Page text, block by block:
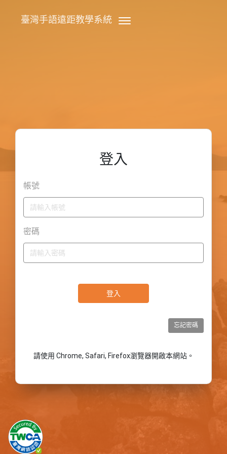
臺灣手語遠距教學系統
登入
帳號
密碼
請使用 Chrome, Safari, Firefox瀏覽器開啟本網站。